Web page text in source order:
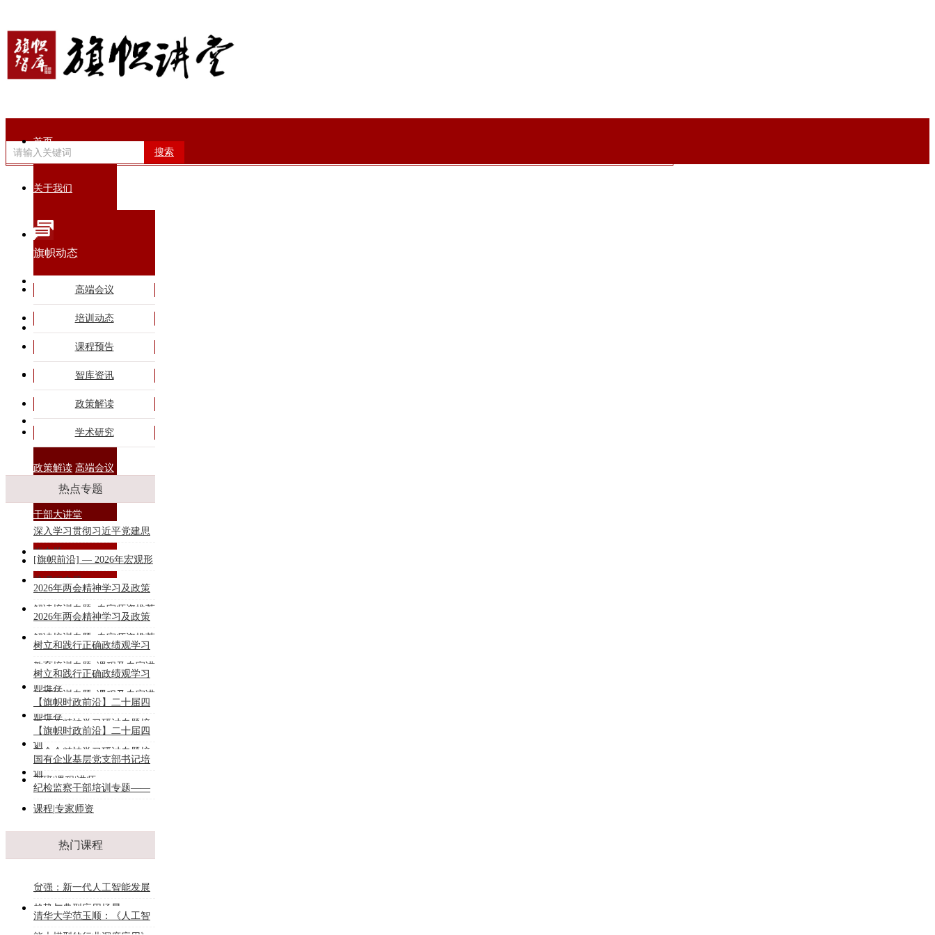
搜索
首页
关于我们
旗帜动态
智库专家
旗帜课程
商务合作
政策解读 高端会议
干部大讲堂
联系我们
旗帜动态
高端会议
培训动态
课程预告
智库资讯
政策解读
学术研究
热点专题
深入学习贯彻习近平党建思
想专题
[旗帜前沿] — 2026年宏观形
势课程专题
2026年两会精神学习及政策
解读培训专题_专家师资推荐
2026年两会精神学习及政策
解读培训专题_专家师资推荐
树立和践行正确政绩观学习
教育培训专题_课程及专家讲
师推荐
树立和践行正确政绩观学习
教育培训专题_课程及专家讲
师推荐
【旗帜时政前沿】二十届四
中全会精神学习研讨专题培
训
【旗帜时政前沿】二十届四
中全会精神学习研讨专题培
训
国有企业基层党支部书记培
训班|课程|讲师
纪检监察干部培训专题——
课程|专家师资
热门课程
贠强：新一代人工智能发展
趋势与典型应用场景
清华大学范玉顺：《人工智